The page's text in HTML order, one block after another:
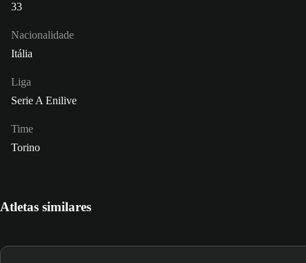
33
Nacionalidade
Itália
Liga
Serie A Enilive
Time
Torino
Atletas similares